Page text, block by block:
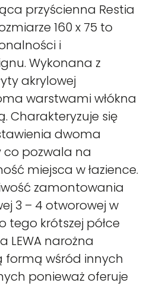
przyścienna Restia
160 x 75 to
i
Wykonana z
akrylowej
warstwami włókna
Charakteryzuje się
dwoma
pozwala na
miejsca w łazience.
zamontowania
3 – 4 otworowej w
tego krótszej półce
LEWA narożna
formą wśród innych
ponieważ oferuje